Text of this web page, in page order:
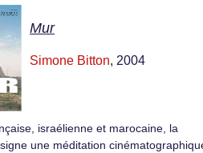
Mur
Simone Bitton, 2004
israélienne et marocaine, la
une méditation